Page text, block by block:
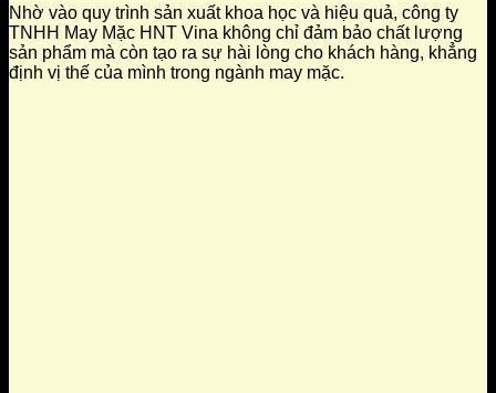
Nhờ vào quy trình sản xuất khoa học và hiệu quả, công ty
TNHH May Mặc HNT Vina không chỉ đảm bảo chất lượng
sản phẩm mà còn tạo ra sự hài lòng cho khách hàng, khẳng
định vị thế của mình trong ngành may mặc.